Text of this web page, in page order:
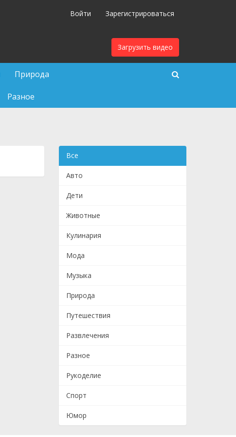
Войти Зарегистрироваться
Загрузить видео
Природа
Разное
Все
Авто
Дети
Животные
Кулинария
Мода
Музыка
Природа
Путешествия
Развлечения
Разное
Рукоделие
Спорт
Юмор